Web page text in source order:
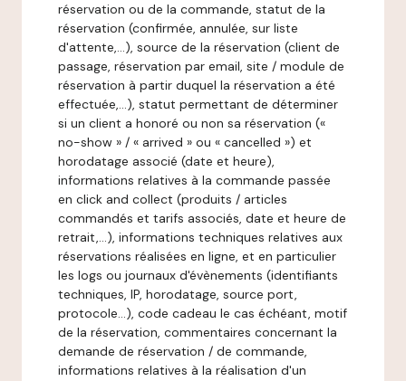
réservation ou de la commande, statut de la
réservation (confirmée, annulée, sur liste
d'attente,…), source de la réservation (client de
passage, réservation par email, site / module de
réservation à partir duquel la réservation a été
effectuée,…), statut permettant de déterminer
si un client a honoré ou non sa réservation («
no-show » / « arrived » ou « cancelled ») et
horodatage associé (date et heure),
informations relatives à la commande passée
en click and collect (produits / articles
commandés et tarifs associés, date et heure de
retrait,…), informations techniques relatives aux
réservations réalisées en ligne, et en particulier
les logs ou journaux d'évènements (identifiants
techniques, IP, horodatage, source port,
protocole…), code cadeau le cas échéant, motif
de la réservation, commentaires concernant la
demande de réservation / de commande,
informations relatives à la réalisation d'un